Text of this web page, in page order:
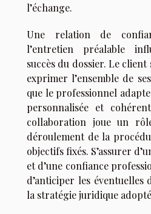
l’échange.
Une relation de
l’entretien préalable
succès du dossier. Le client
exprimer l’ensemble de
que le professionnel
personnalisée et
collaboration joue un
déroulement de la
objectifs fixés. S’assurer
et d’une confiance
d’anticiper les éventuelles
la stratégie juridique